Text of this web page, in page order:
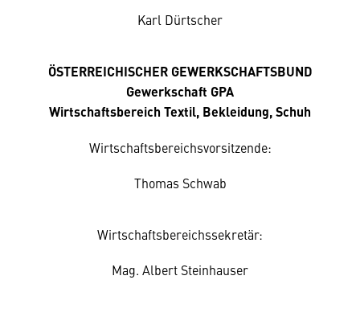
Karl Dürtscher
ÖSTERREICHISCHER GEWERKSCHAFTSBUND
Gewerkschaft GPA
Wirtschaftsbereich Textil, Bekleidung, Schuh
Wirtschaftsbereichsvorsitzende:
Thomas Schwab
Wirtschaftsbereichssekretär:
Mag. Albert Steinhauser